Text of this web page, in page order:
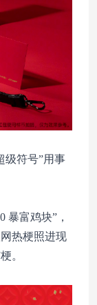
级符号”用事
暴富鸡块”，
热梗照进现
。